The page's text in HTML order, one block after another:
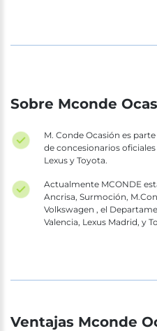
Sobre Mconde
M. Conde Ocasión es
de concesionarios oficiales
Lexus y Toyota.
Actualmente MCONDE
Ancrisa, Surmoción,
Volkswagen , el
Valencia, Lexus Madrid, y
Ventajas Mconde